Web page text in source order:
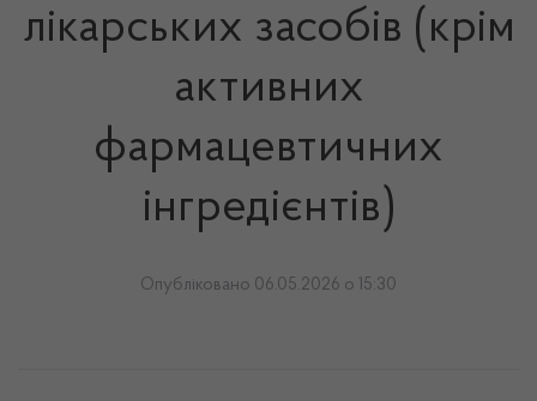
лікарських засобів (крім
активних
фармацевтичних
інгредієнтів)
Опубліковано 06.05.2026 о 15:30